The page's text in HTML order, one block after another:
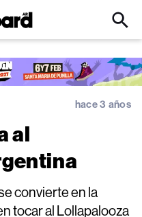
Click
Input
hace 3 años
al
convierte en la
tocar al Lollapalooza